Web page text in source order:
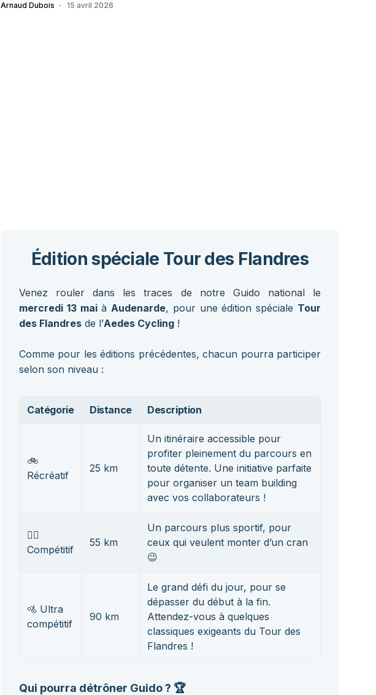
Arnaud Dubois 15 avril 2026
Édition spéciale Tour des Flandres
Venez rouler dans les traces de notre Guido national le
mercredi 13 maià Audenarde, pour une édition spéciale Tour
des Flandres de l’Aedes Cycling !
Comme pour les éditions précédentes, chacun pourra participer
selon son niveau :
Catégorie Distance Description
🚲
Récréatif
25 km
Un itinéraire accessible pour
profiter pleinement du parcours en
toute détente. Une initiative parfaite
pour organiser un team building
avec vos collaborateurs !
🚴‍♂️
Compétitif
55 km
Un parcours plus sportif, pour
ceux qui veulent monter d’un cran
😉
🚵 Ultra
compétitif
90 km
Le grand défi du jour, pour se
dépasser du début à la fin.
Attendez-vous à quelques
classiques exigeants du Tour des
Flandres !
Qui pourra détrôner Guido ? 🏆